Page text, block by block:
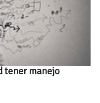
tener manejo